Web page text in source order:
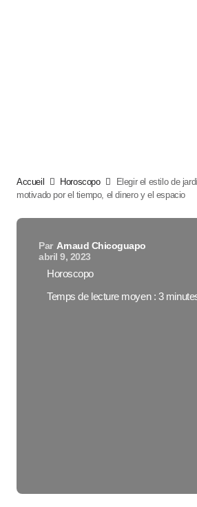
Accueil Horoscopo
Elegir el estilo de
motivado por el tiempo, el dinero y el espacio
Par Arnaud Chicoguapo
abril 9, 2023
Horoscopo
Temps de lecture moyen : 3